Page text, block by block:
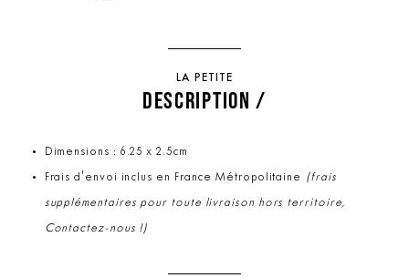
LA PETITE
DESCRIPTION /
Dimensions : 6.25 x 2.5cm
Frais d'envoi inclus en France Métropolitaine (frais
supplémentaires pour toute livraison hors territoire,
Contactez-nous !)